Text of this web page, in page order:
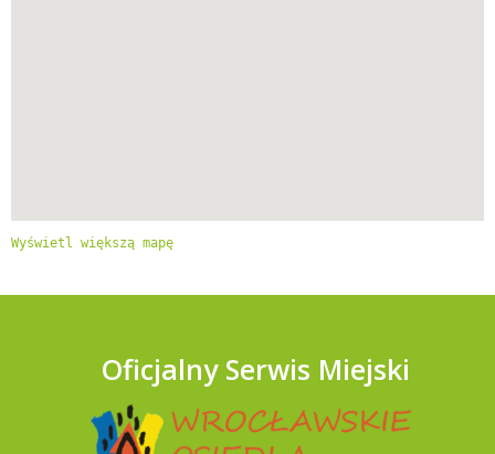
Wyświetl większą mapę
Oficjalny Serwis Miejski